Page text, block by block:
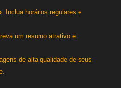
: Inclua horários regulares e
um resumo atrativo e
de alta qualidade de seus